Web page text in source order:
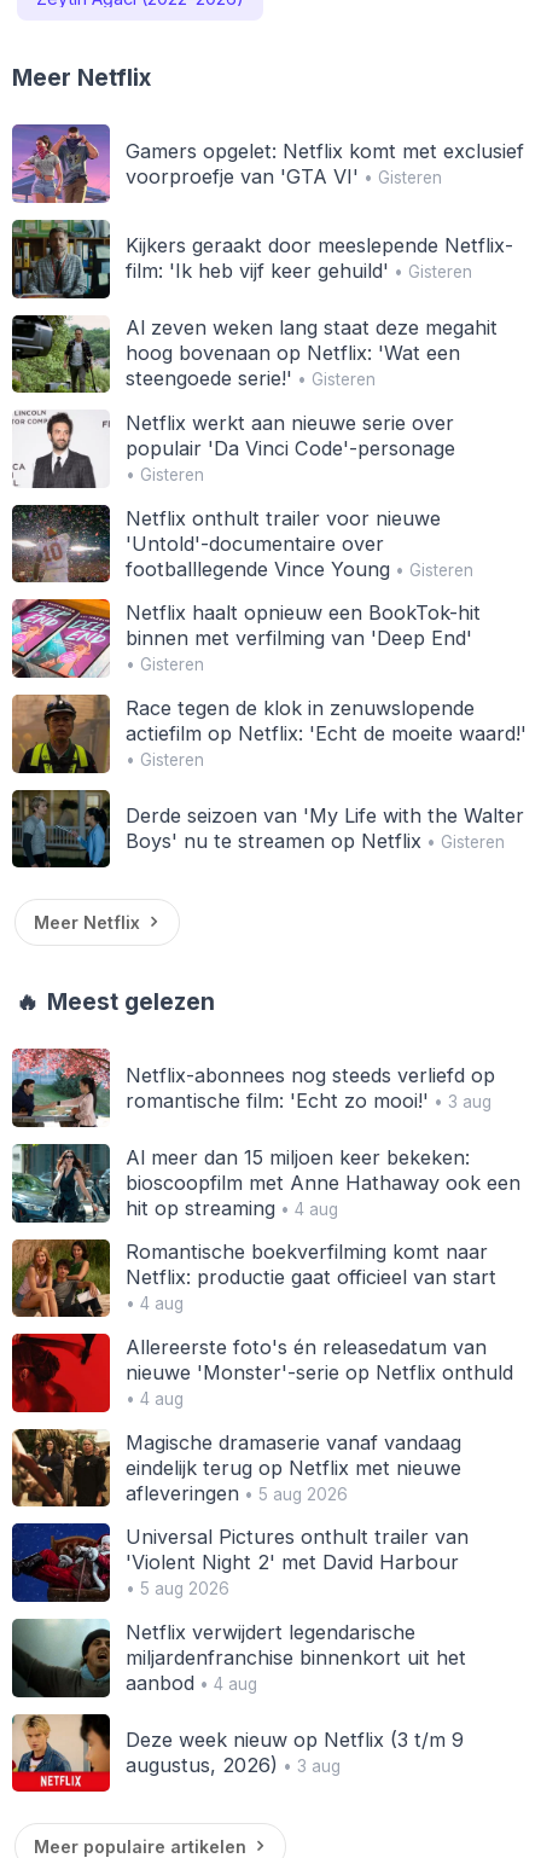
Meer Netflix
Gamers opgelet: Netflix komt met exclusief
voorproefje van 'GTA VI' • Gisteren
Kijkers geraakt door meeslepende Netflix-
film: 'Ik heb vijf keer gehuild' • Gisteren
Al zeven weken lang staat deze megahit
hoog bovenaan op Netflix: 'Wat een
steengoede serie!' • Gisteren
Netflix werkt aan nieuwe serie over
populair 'Da Vinci Code'-personage
• Gisteren
Netflix onthult trailer voor nieuwe
'Untold'-documentaire over
footballlegende Vince Young• Gisteren
Netflix haalt opnieuw een BookTok-hit
binnen met verfilming van 'Deep End'
• Gisteren
Race tegen de klok in zenuwslopende
actiefilm op Netflix: 'Echt de moeite waard!'
• Gisteren
Derde seizoen van 'My Life with the Walter
Boys' nu te streamen op Netflix • Gisteren
Meer Netflix
🔥 Meest gelezen
Netflix-abonnees nog steeds verliefd op
romantische film: 'Echt zo mooi!' • 3 aug
Al meer dan 15 miljoen keer bekeken:
bioscoopfilm met Anne Hathaway ook een
hit op streaming• 4 aug
Romantische boekverfilming komt naar
Netflix: productie gaat officieel van start
• 4 aug
Allereerste foto's én releasedatum van
nieuwe 'Monster'-serie op Netflix onthuld
• 4 aug
Magische dramaserie vanaf vandaag
eindelijk terug op Netflix met nieuwe
afleveringen• 5 aug 2026
Universal Pictures onthult trailer van
'Violent Night 2' met David Harbour
• 5 aug 2026
Netflix verwijdert legendarische
miljardenfranchise binnenkort uit het
aanbod • 4 aug
Deze week nieuw op Netflix (3 t/m 9
augustus, 2026) • 3 aug
Meer populaire artikelen